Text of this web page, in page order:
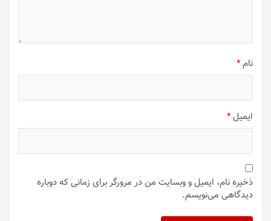
نام*
ایمیل*
ذخیره نام، ایمیل و وبسایت من در مرورگر برای زمانی که دوباره
دیدگاهی می‌نویسم.